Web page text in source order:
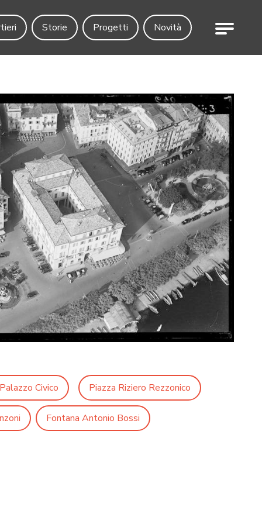
Storie Progetti Novità Menu
Civico Piazza Riziero Rezzonico
Fontana Antonio Bossi